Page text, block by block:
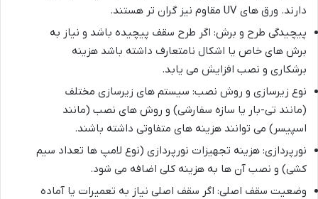
دارند. ورق های UV مقاوم نیز گران تر هستند.
پیچیدگی طرح و برش: اگر طرح سقف پیچیده باشد و نیاز به
برش های خاص یا اشکال نامتعارف داشته باشد هزینه
برشکاری و نصب افزایش می یابد.
نوع زیرسازی و روش نصب: سیستم های زیرسازی مختلف
(مانند تی-بار یا سازه سفارشی) و روش های نصب (مانند
اسپیسر) می توانند هزینه های متفاوتی داشته باشند.
نورپردازی: هزینه تجهیزات نورپردازی (نوع لامپ ها تعداد سیم
کشی) و نصب آن ها به هزینه کلی اضافه می شود.
وضعیت سقف اصلی: اگر سقف اصلی نیاز به تعمیرات یا آماده